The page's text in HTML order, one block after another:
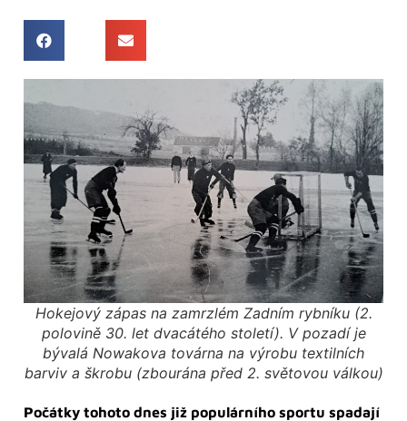
Hokejový zápas na zamrzlém Zadním rybníku (2.
polovině 30. let dvacátého století). V pozadí je
bývalá Nowakova továrna na výrobu textilních
barviv a škrobu (zbourána před 2. světovou válkou)
Počátky tohoto dnes již populárního sportu spadají